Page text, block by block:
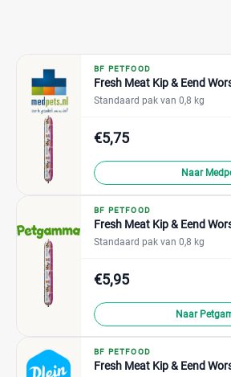
BF PETFOOD
Fresh Meat Kip & Eend
Standaard pak van 0,8 kg
€5,75
Naar
BF PETFOOD
Fresh Meat Kip & Eend
Standaard pak van 0,8 kg
€5,95
Naar
BF PETFOOD
Fresh Meat Kip & Eend